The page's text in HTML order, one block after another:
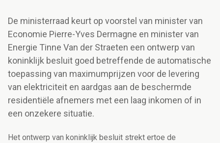
De ministerraad keurt op voorstel van minister van
Economie Pierre-Yves Dermagne en minister van
Energie Tinne Van der Straeten een ontwerp van
koninklijk besluit goed betreffende de automatische
toepassing van maximumprijzen voor de levering
van elektriciteit en aardgas aan de beschermde
residentiële afnemers met een laag inkomen of in
een onzekere situatie.
Het ontwerp van koninklijk besluit strekt ertoe de